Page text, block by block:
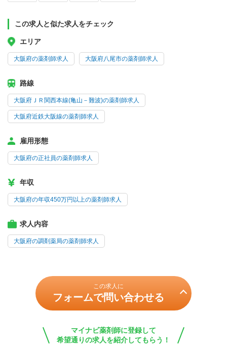
この求人と似た求人をチェック
エリア
大阪府の薬剤師求人 大阪府八尾市の薬剤師求人
路線
大阪府ＪＲ関西本線(亀山－難波)の薬剤師求人
大阪府近鉄大阪線の薬剤師求人
雇用形態
大阪府の正社員の薬剤師求人
年収
大阪府の年収450万円以上の薬剤師求人
求人内容
大阪府の調剤薬局の薬剤師求人
この求人に
フォームで問い合わせる
マイナビ薬剤師に登録して
希望通りの求人を紹介してもらう！